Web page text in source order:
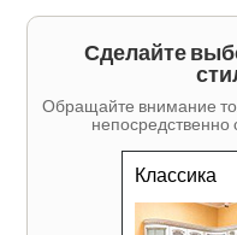
Сделайте
Обращайте внимание
Классика